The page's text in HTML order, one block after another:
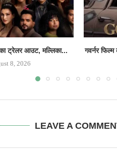
ट्रेलर आउट, मल्लिका...
8, 2026
गवर्नर
LEAVE A